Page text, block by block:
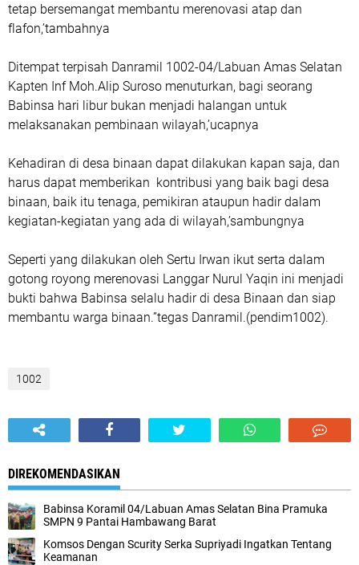
tetap bersemangat membantu merenovasi atap dan
flafon,’tambahnya
Ditempat terpisah Danramil 1002-04/Labuan Amas Selatan
Kapten Inf Moh.Alip Suroso menuturkan, bagi seorang
Babinsa hari libur bukan menjadi halangan untuk
melaksanakan pembinaan wilayah,’ucapnya
Kehadiran di desa binaan dapat dilakukan kapan saja, dan
harus dapat memberikan kontribusi yang baik bagi desa
binaan, baik itu tenaga, pemikiran ataupun hadir dalam
kegiatan-kegiatan yang ada di wilayah,’sambungnya
Seperti yang dilakukan oleh Sertu Irwan ikut serta dalam
gotong royong merenovasi Langgar Nurul Yaqin ini menjadi
bukti bahwa Babinsa selalu hadir di desa Binaan dan siap
membantu warga binaan.”tegas Danramil.(pendim1002).
1002
DIREKOMENDASIKAN
Babinsa Koramil 04/Labuan Amas Selatan Bina Pramuka
SMPN 9 Pantai Hambawang Barat
Komsos Dengan Scurity Serka Supriyadi Ingatkan Tentang
Keamanan